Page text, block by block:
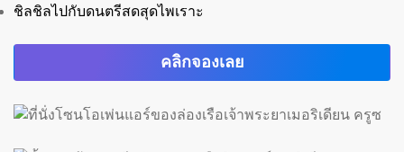
ชิลชิลไปกับดนตรีสดสุดไพเราะ
คลิกจองเลย